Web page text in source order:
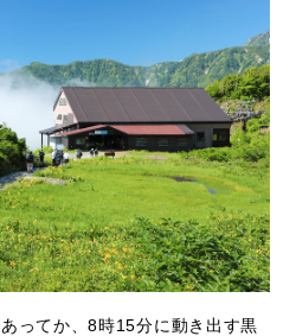
ってか、8時15分に動き出す黒